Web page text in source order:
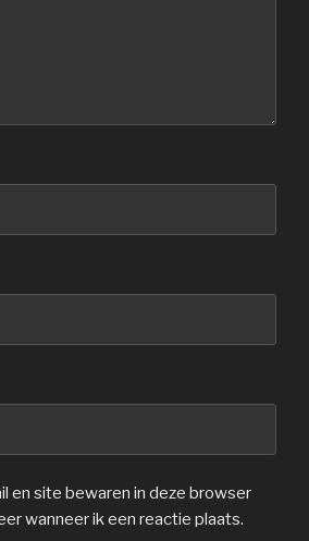
en site bewaren in deze browser
wanneer ik een reactie plaats.